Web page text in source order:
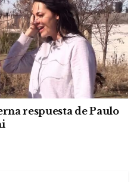
respuesta de Paulo